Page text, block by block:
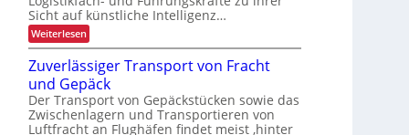
l
i
c
h
e
n
L
t
z
e
m
t
e
c
D
C
I
x
s
P
a
l
t
t
e
n
m
a
e
r
U
S
A
-
P
r
ä
s
Sicht auf künstliche Intelligenz…
Weiterlesen:
K
-
N
u
t
z
Zuverlässiger Transport von Fracht
und Gepäck
Der Transport von Gepäckstücken sowie das
Zwischenlagern und Transportieren von
Luftfracht an Flughäfen findet meist ‚hinter